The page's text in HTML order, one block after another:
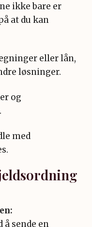
ikke bare er
at du kan
eller lån,
løsninger.
og
med
å sende en